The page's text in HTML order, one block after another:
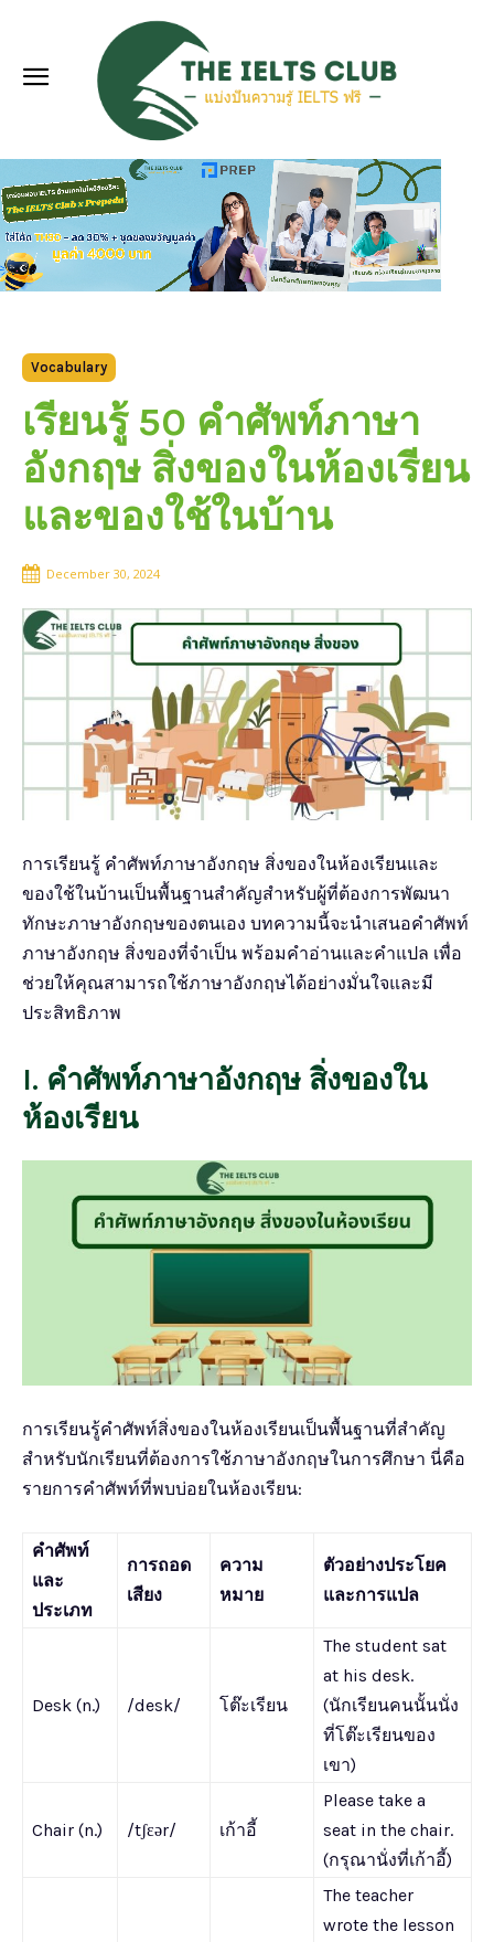
Vocabulary
เรียนรู้ 50 คําศัพท์ภาษา
อังกฤษ สิ่งของในห้องเรียน
และของใช้ในบ้าน
December 30, 2024
การเรียนรู้ คําศัพท์ภาษาอังกฤษ สิ่งของในห้องเรียนและ
ของใช้ในบ้านเป็นพื้นฐานสำคัญสำหรับผู้ที่ต้องการพัฒนา
ทักษะภาษาอังกฤษของตนเอง บทความนี้จะนำเสนอคําศัพท์
ภาษาอังกฤษ สิ่งของที่จำเป็น พร้อมคำอ่านและคำแปล เพื่อ
ช่วยให้คุณสามารถใช้ภาษาอังกฤษได้อย่างมั่นใจและมี
ประสิทธิภาพ
I. คําศัพท์ภาษาอังกฤษ สิ่งของใน
ห้องเรียน
การเรียนรู้คําศัพท์สิ่งของในห้องเรียนเป็นพื้นฐานที่สำคัญ
สำหรับนักเรียนที่ต้องการใช้ภาษาอังกฤษในการศึกษา นี่คือ
รายการคําศัพท์ที่พบบ่อยในห้องเรียน:
คำศัพท์
และ
ประเภท
การถอด
เสียง
ความ
หมาย
ตัวอย่างประโยค
และการแปล
Desk (n.) /desk/ โต๊ะเรียน
The student sat
at his desk.
(นักเรียนคนนั้นนั่ง
ที่โต๊ะเรียนของ
เขา)
Chair (n.) /tʃɛər/ เก้าอี้
Please take a
seat in the chair.
(กรุณานั่งที่เก้าอี้)
The teacher
wrote the lesson